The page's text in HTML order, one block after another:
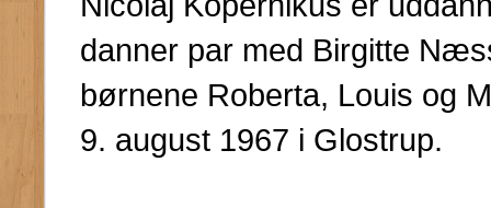
danner par med Birgitte
børnene Roberta, Louis og
9. august 1967 i Glostrup.